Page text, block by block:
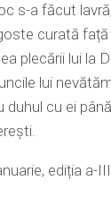
s-a făcut
curată
plecării lui la
lui
cu ei
ediția a-